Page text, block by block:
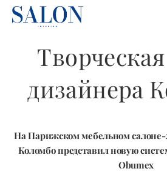
дизайнера
На Парижском мебельном салоне-
Коломбо представил новую
Obumex